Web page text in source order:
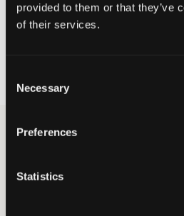
provided to them or that they’ve
of their services.
Selection
Necessary
Preferences
Statistics
VELG EN
Retur- og bytterett i 60 dager
Shorts fra LMTD. Midjen er
På innsiden av midjen er det en
og snor finnes lenger ned på benet,